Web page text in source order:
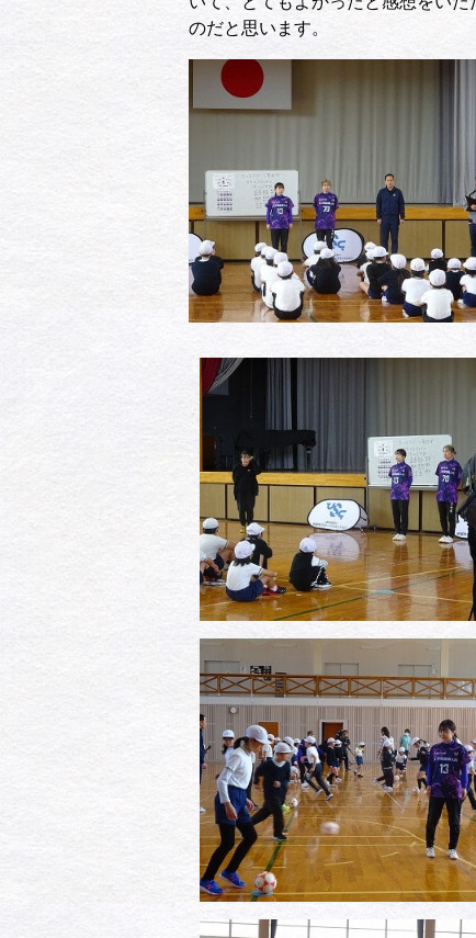
のだと思います。